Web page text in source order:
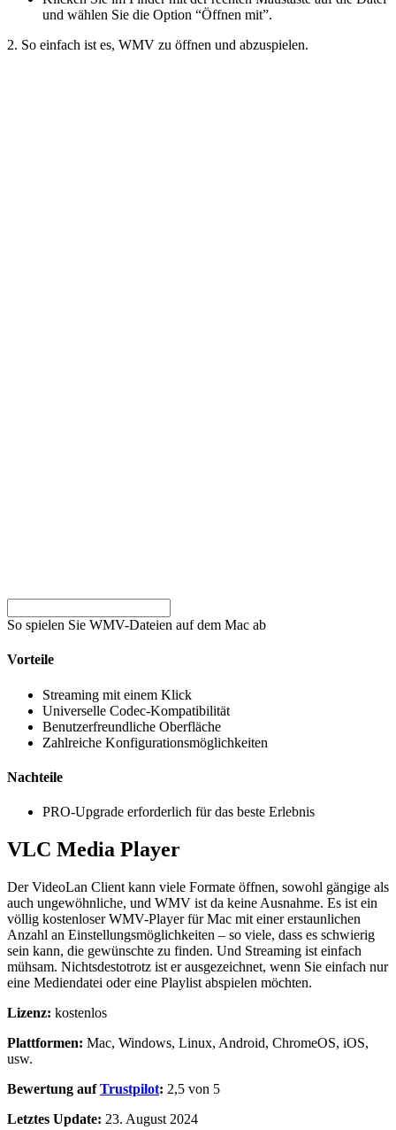
und wählen Sie die Option “Öffnen mit”.
2. So einfach ist es, WMV zu öffnen und abzuspielen.
So spielen Sie WMV-Dateien auf dem Mac ab
Vorteile
Streaming mit einem Klick
Universelle Codec-Kompatibilität
Benutzerfreundliche Oberfläche
Zahlreiche Konfigurationsmöglichkeiten
Nachteile
PRO-Upgrade erforderlich für das beste Erlebnis
VLC Media Player
Der VideoLan Client kann viele Formate öffnen, sowohl gängige als
auch ungewöhnliche, und WMV ist da keine Ausnahme. Es ist ein
völlig kostenloser WMV-Player für Mac mit einer erstaunlichen
Anzahl an Einstellungsmöglichkeiten – so viele, dass es schwierig
sein kann, die gewünschte zu finden. Und Streaming ist einfach
mühsam. Nichtsdestotrotz ist er ausgezeichnet, wenn Sie einfach nur
eine Mediendatei oder eine Playlist abspielen möchten.
Lizenz: kostenlos
Plattformen: Mac, Windows, Linux, Android, ChromeOS, iOS,
usw.
Bewertung aufTrustpilot: 2,5 von 5
Letztes Update: 23. August 2024